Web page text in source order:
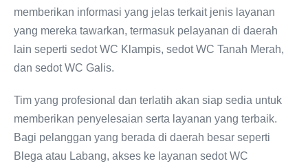
memberikan informasi yang jelas terkait jenis layanan
yang mereka tawarkan, termasuk pelayanan di daerah
lain seperti sedot WC Klampis, sedot WC Tanah Merah,
dan sedot WC Galis.
Tim yang profesional dan terlatih akan siap sedia untuk
memberikan penyelesaian serta layanan yang terbaik.
Bagi pelanggan yang berada di daerah besar seperti
Blega atau Labang, akses ke layanan sedot WC